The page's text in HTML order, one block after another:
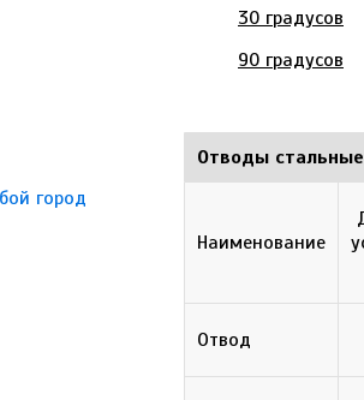
30 градусов
90 градусов
Отводы
Наименование
Отвод